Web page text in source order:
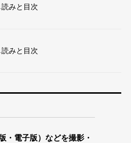
みと目次
みと目次
・電子版）などを撮影・